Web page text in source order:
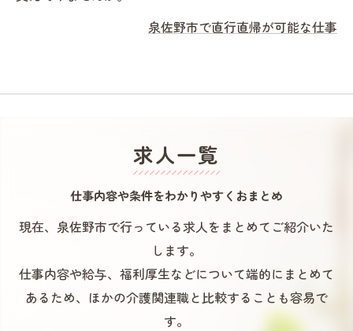
泉佐野市で直行直帰が可能な仕事
求人一覧
仕事内容や条件をわかりやすくおまとめ
現在、泉佐野市で行っている求人をまとめてご紹介いた
します。
仕事内容や給与、福利厚生などについて端的にまとめて
あるため、ほかの介護関連職と比較することも容易で
す。